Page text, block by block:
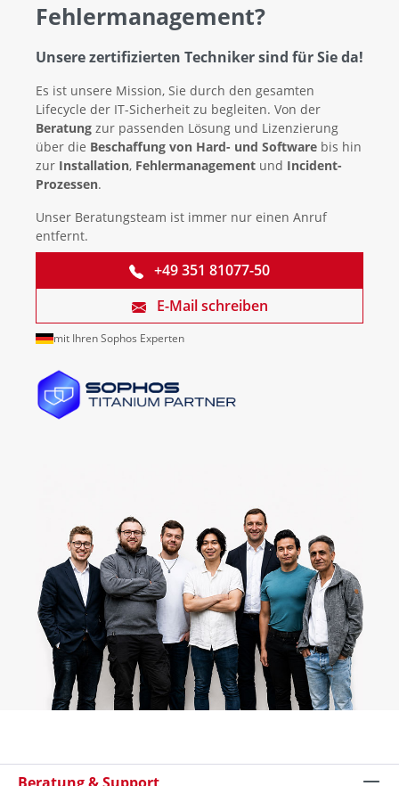
Fehlermanagement?
Unsere zertifizierten Techniker sind für Sie da!
Es ist unsere Mission, Sie durch den gesamten
Lifecycle der IT-Sicherheit zu begleiten. Von der
Beratung zur passenden Lösung und Lizenzierung
über die Beschaffung von Hard- und Software bis hin
zur Installation, Fehlermanagement und Incident-
Prozessen.
Unser Beratungsteam ist immer nur einen Anruf
entfernt.
+49 351 81077-50
E-Mail schreiben
mit Ihren Sophos Experten